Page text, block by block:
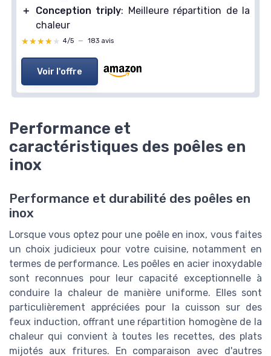
＋
Conception triply: Meilleure répartition de la
chaleur
★★★★★
★★★★★ 4/5 — 183 avis
Voir l'offre
Performance et
caractéristiques des poêles en
inox
Performance et durabilité des poêles en
inox
Lorsque vous optez pour une poêle en inox, vous faites
un choix judicieux pour votre cuisine, notamment en
termes de performance. Les poêles en acier inoxydable
sont reconnues pour leur capacité exceptionnelle à
conduire la chaleur de manière uniforme. Elles sont
particulièrement appréciées pour la cuisson sur des
feux induction, offrant une répartition homogène de la
chaleur qui convient à toutes les recettes, des plats
mijotés aux fritures. En comparaison avec d'autres